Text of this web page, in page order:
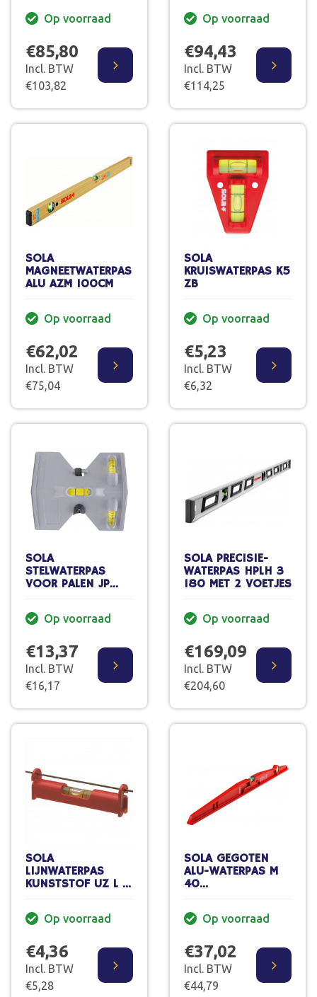
Op voorraad
€85,80
Incl. BTW
€103,82
Op voorraad
€94,43
Incl. BTW
€114,25
SOLA
MAGNEETWATERPAS
ALU AZM 100CM
Op voorraad
€62,02
Incl. BTW
€75,04
SOLA
KRUISWATERPAS K5
ZB
Op voorraad
€5,23
Incl. BTW
€6,32
SOLA
STELWATERPAS
VOOR PALEN JP
Op voorraad
€13,37
Incl. BTW
€16,17
SOLA PRECISIE-
WATERPAS HPLH 3
180 MET 2 VOETJES
Op voorraad
€169,09
Incl. BTW
€204,60
SOLA
LIJNWATERPAS
KUNSTSTOF UZ L =
Op voorraad
€4,36
Incl. BTW
€5,28
SOLA GEGOTEN
ALU-WATERPAS M
40
Op voorraad
€37,02
Incl. BTW
€44,79